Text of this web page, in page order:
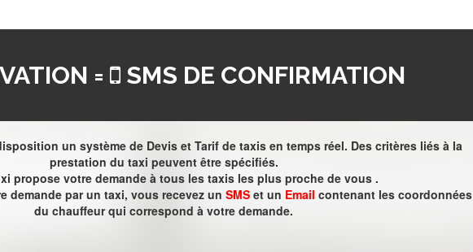
= SMS DE CONFIRMATION
un système de Devis et Tarif de taxis en temps réel. Des critères liés à la
prestation du taxi peuvent être spécifiés.
propose votre demande à tous les taxis les plus proche de vous .
demande par un taxi, vous recevez un SMS et un Email contenant les coordonnées
du chauffeur qui correspond à votre demande.